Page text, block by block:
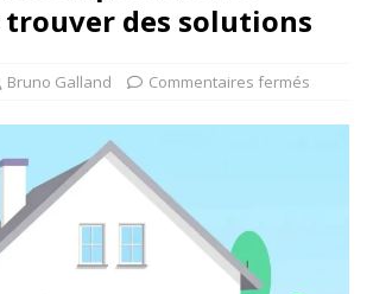
des solutions
Bruno Galland Commentaires fermés